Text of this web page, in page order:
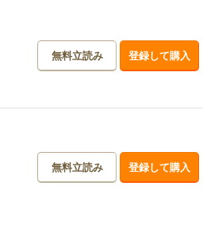
無料立読み 登録して購入
無料立読み 登録して購入